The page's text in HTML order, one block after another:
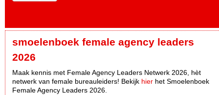
smoelenboek female agency leaders
2026
Maak kennis met Female Agency Leaders Netwerk 2026, hèt
netwerk van female bureauleiders! Bekijk hier het Smoelenboek
Female Agency Leaders 2026.